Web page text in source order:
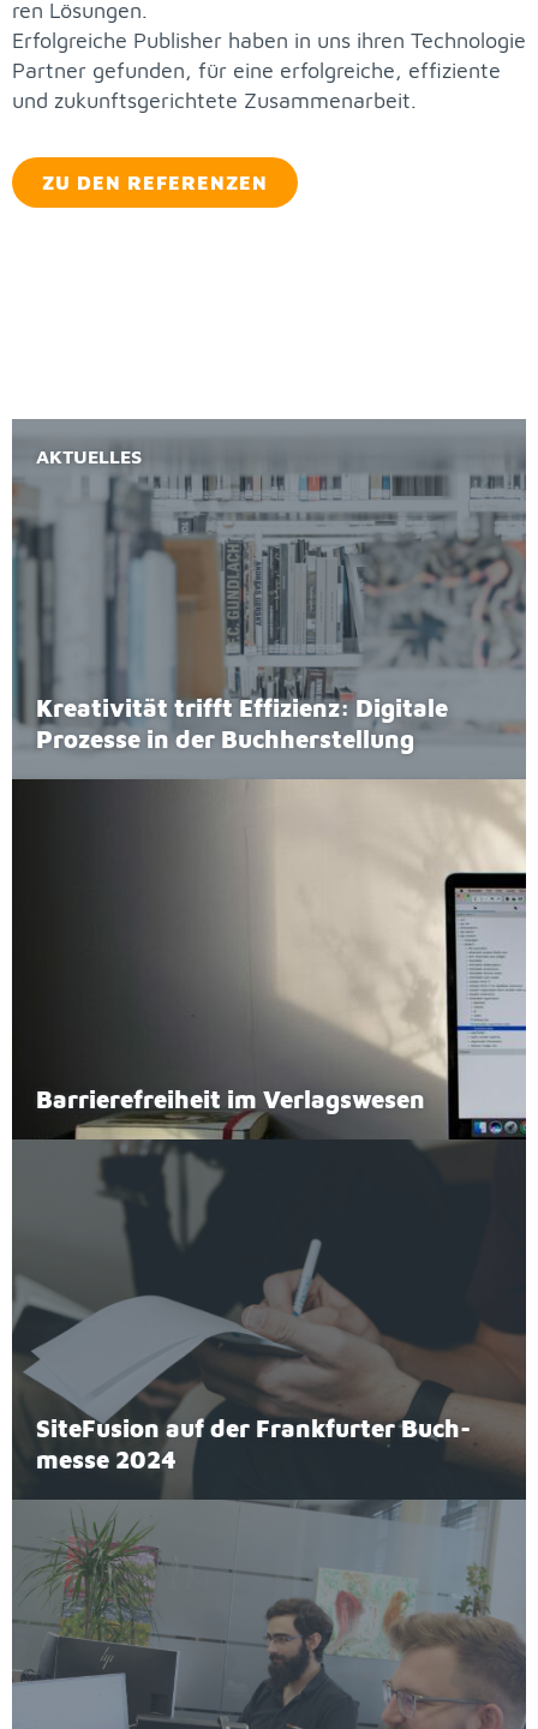
ren Lö­sun­gen.
Er­folg­rei­che Pu­blis­her ha­ben in uns ih­ren Tech­no­lo­gie
Part­ner ge­fun­den, für eine er­folg­rei­che, ef­fi­zi­en­te
und zu­kunfts­ge­rich­te­te Zu­sam­men­ar­beit.
ZU DEN RE­FE­REN­ZEN
AK­TU­EL­LES
Krea­ti­vi­tät trifft Ef­fi­zi­enz: Di­gi­ta­le
Pro­zes­se in der Buch­her­stel­lung
Bar­rie­re­frei­heit im Ver­lags­we­sen
Site­Fu­si­on auf der Frank­fur­ter Buch­
mes­se 2024